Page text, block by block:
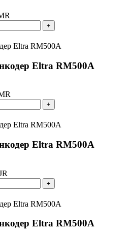
+
Eltra RM500A
+
Eltra RM500A
+
Eltra RM500A